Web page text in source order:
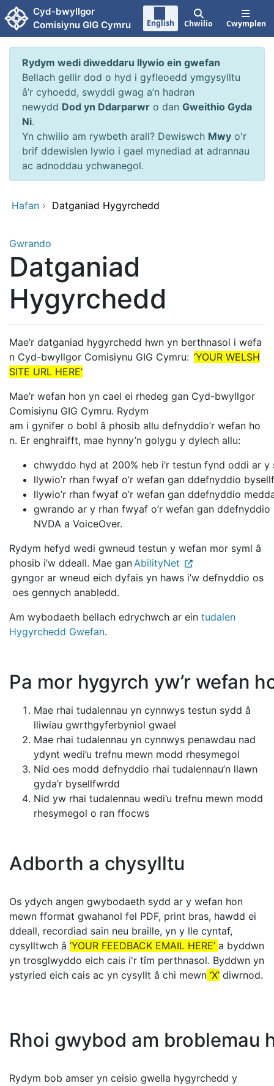
Neidio i'r prif gynnwy
Cyd-bwyllgor
Comisiynu GIG Cymru
English Chwilio Cwymplen
Rydym wedi diweddaru llywio ein gwefan
Bellach gellir dod o hyd i gyfleoedd ymgysylltu
â’r cyhoedd, swyddi gwag a’n hadran
newydd Dod yn Ddarparwr o dan Gweithio Gyda
Ni.
Yn chwilio am rywbeth arall? Dewiswch Mwy o'r
brif ddewislen lywio i gael mynediad at adrannau
ac adnoddau ychwanegol.
Hafan › Datganiad Hygyrchedd
Gwrando
Datganiad
Hygyrchedd
Mae’r datganiad hygyrchedd hwn yn berthnasol i wefa
n Cyd-bwyllgor Comisiynu GIG Cymru: ‘YOUR WELSH
SITE URL HERE’
Mae’r wefan hon yn cael ei rhedeg gan Cyd-bwyllgor
Comisiynu GIG Cymru. Rydym
am i gynifer o bobl â phosib allu defnyddio’r wefan ho
n. Er enghraifft, mae hynny’n golygu y dylech allu:
chwyddo hyd at 200% heb i’r testun fynd oddi ar
llywio’r rhan fwyaf o’r wefan gan ddefnyddio
llywio’r rhan fwyaf o’r wefan gan ddefnyddio
gwrando ar y rhan fwyaf o’r wefan gan
NVDA a VoiceOver.
Rydym hefyd wedi gwneud testun y wefan mor syml â
phosib i’w ddeall. Mae ganAbilityNet
gyngor ar wneud eich dyfais yn haws i’w defnyddio os
oes gennych anabledd.
Am wybodaeth bellach edrychwch ar ein tudalen
Hygyrchedd Gwefan.
Pa mor hygyrch yw’r wefan
Mae rhai tudalennau yn cynnwys testun sydd â
lliwiau gwrthgyferbyniol gwael
Mae rhai tudalennau yn cynnwys penawdau nad
ydynt wedi’u trefnu mewn modd rhesymegol
Nid oes modd defnyddio rhai tudalennau’n llawn
gyda’r bysellfwrdd
Nid yw rhai tudalennau wedi’u trefnu mewn modd
rhesymegol o ran ffocws
Adborth a chysylltu
Os ydych angen gwybodaeth sydd ar y wefan hon
mewn fformat gwahanol fel PDF, print bras, hawdd ei
ddeall, recordiad sain neu braille, yn y lle cyntaf,
cysylltwch â ‘YOUR FEEDBACK EMAIL HERE’ a byddwn
yn trosglwyddo eich cais i'r tîm perthnasol. Byddwn yn
ystyried eich cais ac yn cysyllt â chi mewn ‘X’ diwrnod.
Rhoi gwybod am broblemau
Rydym bob amser yn ceisio gwella hygyrchedd y